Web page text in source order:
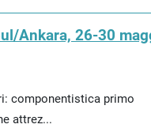
Ankara, 26-30
componentistica primo
attrez...